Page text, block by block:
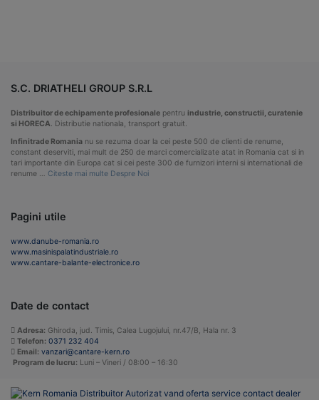
S.C. DRIATHELI GROUP S.R.L
Distribuitor de echipamente profesionale pentru industrie, constructii, curatenie
si HORECA. Distributie nationala, transport gratuit.
Infinitrade Romania nu se rezuma doar la cei peste 500 de clienti de renume,
constant deserviti, mai mult de 250 de marci comercializate atat in Romania cat si in
tari importante din Europa cat si cei peste 300 de furnizori interni si internationali de
renume … Citeste mai multe Despre Noi
Pagini utile
www.danube-romania.ro
www.masinispalatindustriale.ro
www.cantare-balante-electronice.ro
Date de contact
Adresa: Ghiroda, jud. Timis, Calea Lugojului, nr.47/B, Hala nr. 3
Telefon: 0371 232 404
Email: vanzari@cantare-kern.ro
Program de lucru: Luni – Vineri / 08:00 – 16:30